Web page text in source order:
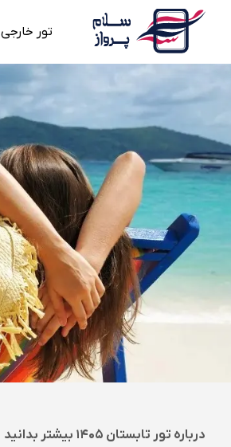
تور خارجی
درباره تور تابستان ۱۴۰۵ بیشتر بدانید